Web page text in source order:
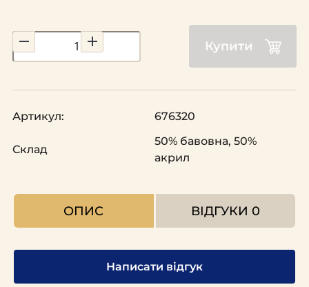
Купити
Артикул: 676320
Склад
50% бавовна, 50%
акрил
ОПИС ВІДГУКИ 0
Написати відгук